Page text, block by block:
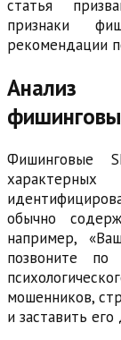
статья
признаки
рекомендации
Анализ
Фишинговые
обычно
например,
позвоните по
мошенников,
и заставить